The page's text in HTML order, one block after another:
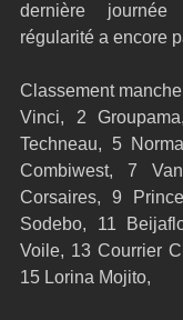
dernière journée
régularité a encore
Classement
Vinci, 2
Techneau, 5
Combiwest, 7
Corsaires, 9
Sodebo, 11
Voile, 13 Courrier
15 Lorina Mojito,